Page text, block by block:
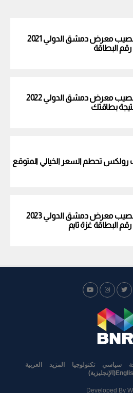
نتائج يانصيب معرض دمشق الدولي 2021
البطاقة
نتائج يانصيب معرض دمشق الدولي 2022
بطاقتك
تحطم السعر الخيالي المتوقع
نتائج يانصيب معرض دمشق الدولي 2023
البطاقة غزة تايم
سياسي تكنولوجيا المزيد
العربية
( الإنجليزية)
Developed By